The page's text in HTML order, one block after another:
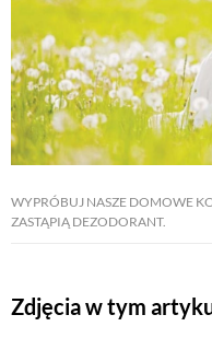
WYPRÓBUJ NASZE DOMOWE
ZASTĄPIĄ DEZODORANT.
Zdjęcia w tym